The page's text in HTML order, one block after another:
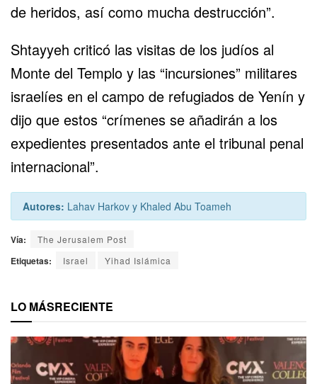
de heridos, así como mucha destrucción”.
Shtayyeh criticó las visitas de los judíos al
Monte del Templo y las “incursiones” militares
israelíes en el campo de refugiados de Yenín y
dijo que estos “crímenes se añadirán a los
expedientes presentados ante el tribunal penal
internacional”.
Autores: Lahav Harkov y Khaled Abu Toameh
Vía: The Jerusalem Post
Etiquetas: Israel Yihad Islámica
LO MÁSRECIENTE